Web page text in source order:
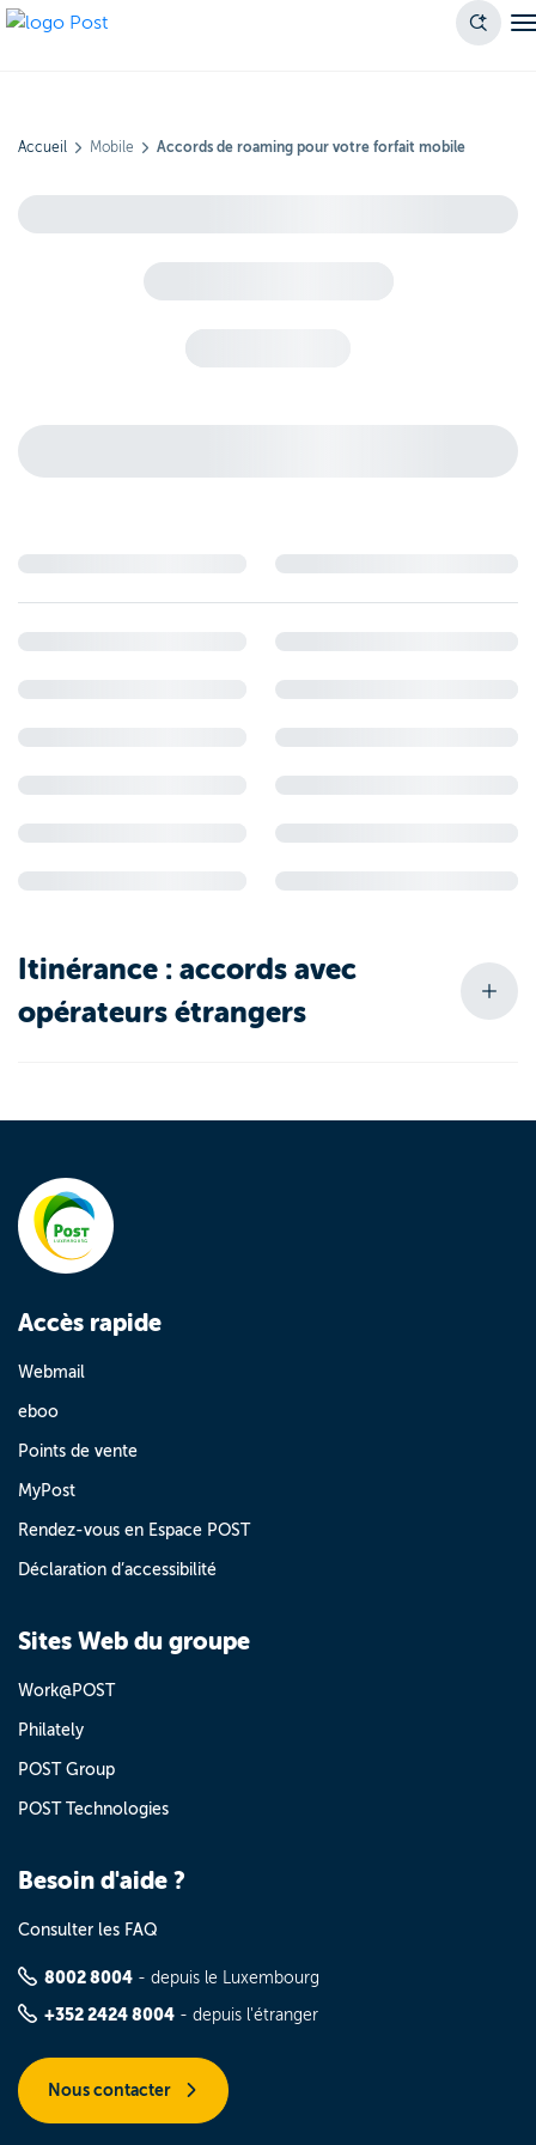
Accueil Mobile Accords de roaming pour votre forfait mobile
Itinérance : accords avec
opérateurs étrangers
Accès rapide
Webmail
eboo
Points de vente
MyPost
Rendez-vous en Espace POST
Déclaration d’accessibilité
Sites Web du groupe
Work@POST
Philately
POST Group
POST Technologies
Besoin d'aide ?
Consulter les FAQ
8002 8004 - depuis le Luxembourg
+352 2424 8004 - depuis l'étranger
Nous contacter